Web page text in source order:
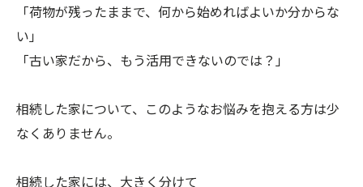
「荷物が残ったままで、何から始めればよいか分からな
い」
「古い家だから、もう活用できないのでは？」
相続した家について、このようなお悩みを抱える方は少
なくありません。
相続した家には、大きく分けて